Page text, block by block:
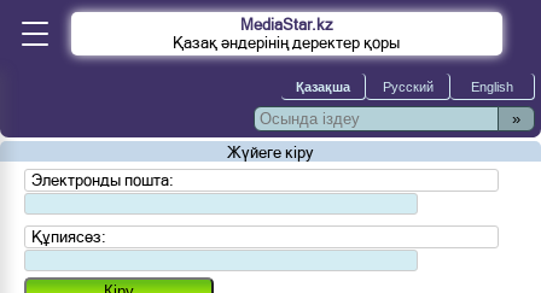
MediaStar.kz
Қазақ әндерінің деректер қоры
»
Жүйеге кіру
Электронды пошта:
Құпиясөз: